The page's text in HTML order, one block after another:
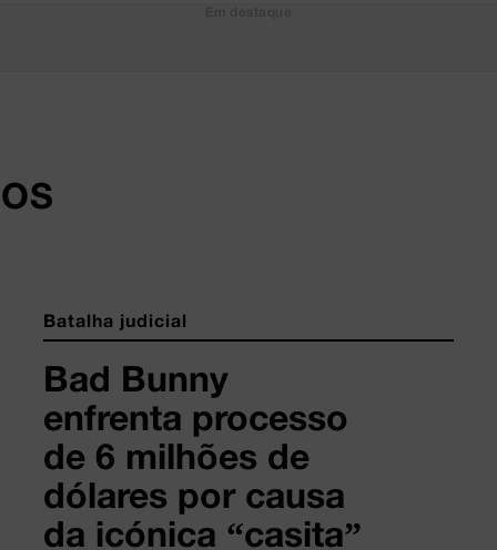
Batalha judicial
Bad Bunny
enfrenta processo
de 6 milhões de
dólares por causa
da icónica “casita”